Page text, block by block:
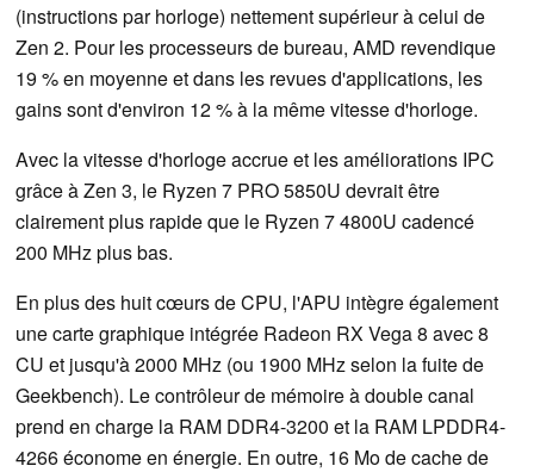
(instructions par horloge) nettement supérieur à celui de
Zen 2. Pour les processeurs de bureau, AMD revendique
19 % en moyenne et dans les revues d'applications, les
gains sont d'environ 12 % à la même vitesse d'horloge.
Avec la vitesse d'horloge accrue et les améliorations IPC
grâce à Zen 3, le Ryzen 7 PRO 5850U devrait être
clairement plus rapide que le Ryzen 7 4800U cadencé
200 MHz plus bas.
En plus des huit cœurs de CPU, l'APU intègre également
une carte graphique intégrée Radeon RX Vega 8 avec 8
CU et jusqu'à 2000 MHz (ou 1900 MHz selon la fuite de
Geekbench). Le contrôleur de mémoire à double canal
prend en charge la RAM DDR4-3200 et la RAM LPDDR4-
4266 économe en énergie. En outre, 16 Mo de cache de